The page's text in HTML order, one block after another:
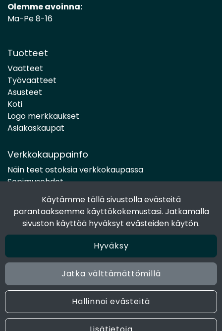
Käytämme tällä sivustolla evästeitä
parantaaksemme käyttökokemustasi. Jatkamalla
sivuston käyttöä hyväksyt evästeiden käytön.
Hyväksy
Jatka välttämättömillä
Hallinnoi evästeitä
Olemme avoinna:
Ma-Pe 8-16
Tuotteet
Vaatteet
Työvaatteet
Asusteet
Koti
Logo merkkaukset
Asiakaskaupat
Verkkokauppainfo
Näin teet ostoksia verkkokaupassa
Sopimusehdot
Toimitustavat
Maksutavat
Tietosuojaseloste
Seuraa sosiaalisessa mediassa
Facebook
Instagram
© 2024 Joen Tukkutiimi. All rights reserved. Site by